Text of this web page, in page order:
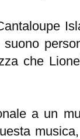
che
a un